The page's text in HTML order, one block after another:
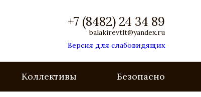
+7 (8482) 24 34 89
balakirevtlt@yandex.ru
Версия для слабовидящих
Коллективы Безопасность